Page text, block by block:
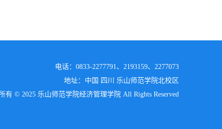
电话：0833-2277791、2193159、2277073
地址：中国 四川 乐山师范学院北校区
有 © 2025 乐山师范学院经济管理学院 All Rights Reserved